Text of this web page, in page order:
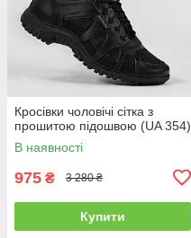
Кросівки чоловічі сітка з
прошитою підошвою (UA 354)
В наявності
975 ₴ 3 280 ₴
Купити